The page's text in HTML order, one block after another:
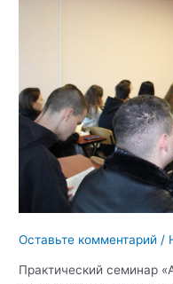
Оставьте комментарий /
Практический семинар